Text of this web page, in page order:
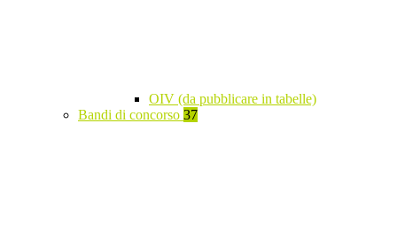
OIV (da pubblicare in tabelle)
Bandi di concorso 37